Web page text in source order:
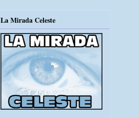
La Mirada Celeste